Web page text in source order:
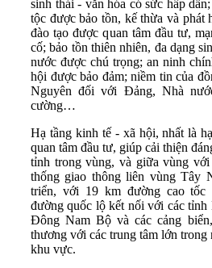
sinh thái - văn hóa có sức hấp
tộc được bảo tồn, kế thừa và phát
đào tạo được quan tâm đầu tư,
cố; bảo tồn thiên nhiên, đa dạng
nước được chú trọng; an ninh
hội được bảo đảm; niềm tin của
Nguyên đối với Đảng, Nhà
cường…
Hạ tầng kinh tế - xã hội, nhất là
quan tâm đầu tư, giúp cải thiện
tỉnh trong vùng, và giữa vùng
thống giao thông liên vùng Tây
triển, với 19 km đường cao
đường quốc lộ kết nối với các tỉnh
Đông Nam Bộ và các cảng
thương với các trung tâm lớn trong
khu vực.